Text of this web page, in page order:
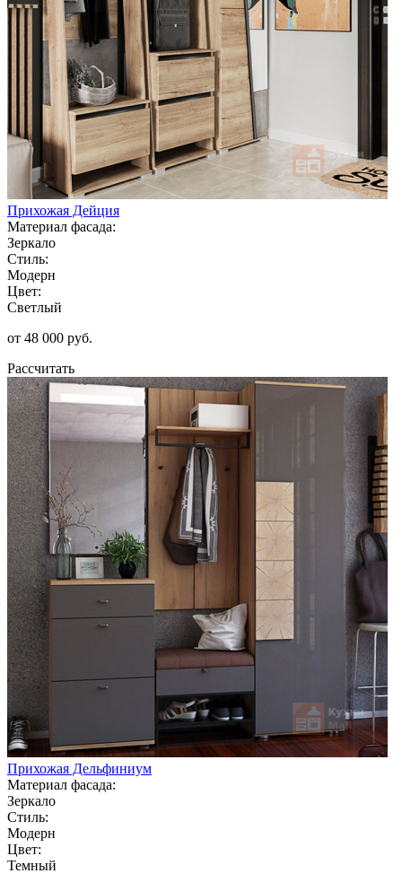
Прихожая Дейция
Материал фасада:
Зеркало
Стиль:
Модерн
Цвет:
Светлый
от 48 000 руб.
Рассчитать
Прихожая Дельфиниум
Материал фасада:
Зеркало
Стиль:
Модерн
Цвет:
Темный